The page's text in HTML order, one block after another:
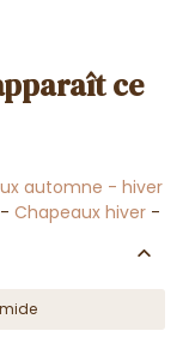
ce
automne - hiver
- Chapeaux hiver -